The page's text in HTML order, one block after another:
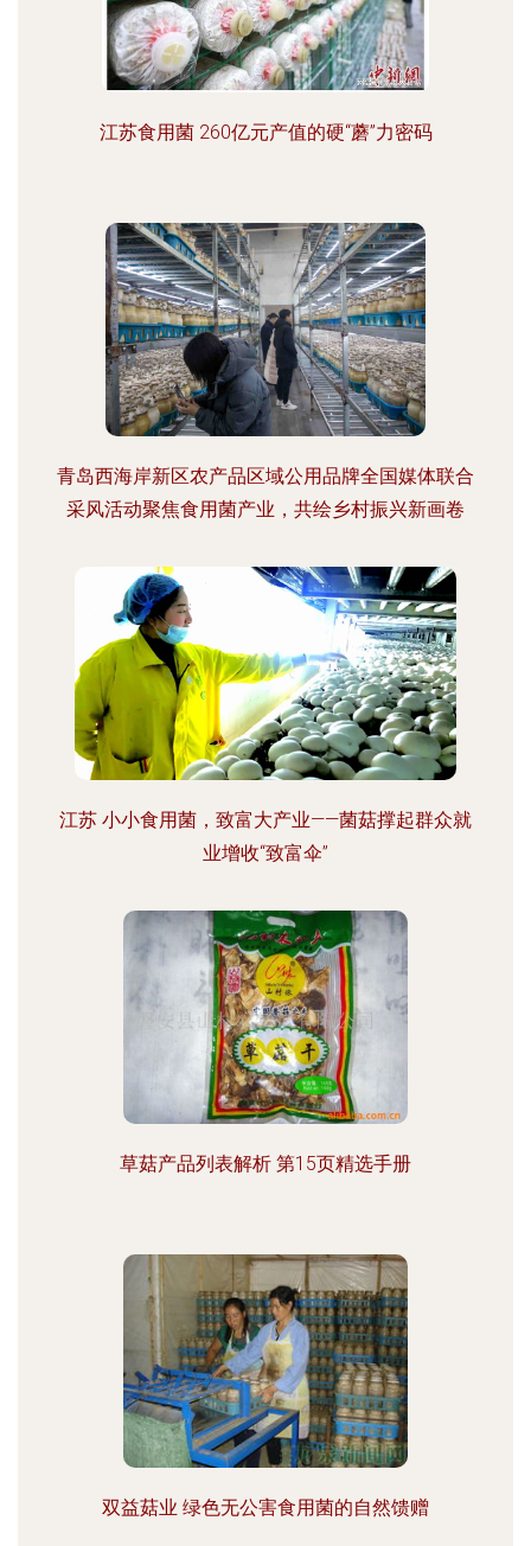
江苏食用菌 260亿元产值的硬“蘑”力密码
青岛西海岸新区农产品区域公用品牌全国媒体联合
采风活动聚焦食用菌产业，共绘乡村振兴新画卷
江苏 小小食用菌，致富大产业——菌菇撑起群众就
业增收“致富伞”
草菇产品列表解析 第15页精选手册
双益菇业 绿色无公害食用菌的自然馈赠